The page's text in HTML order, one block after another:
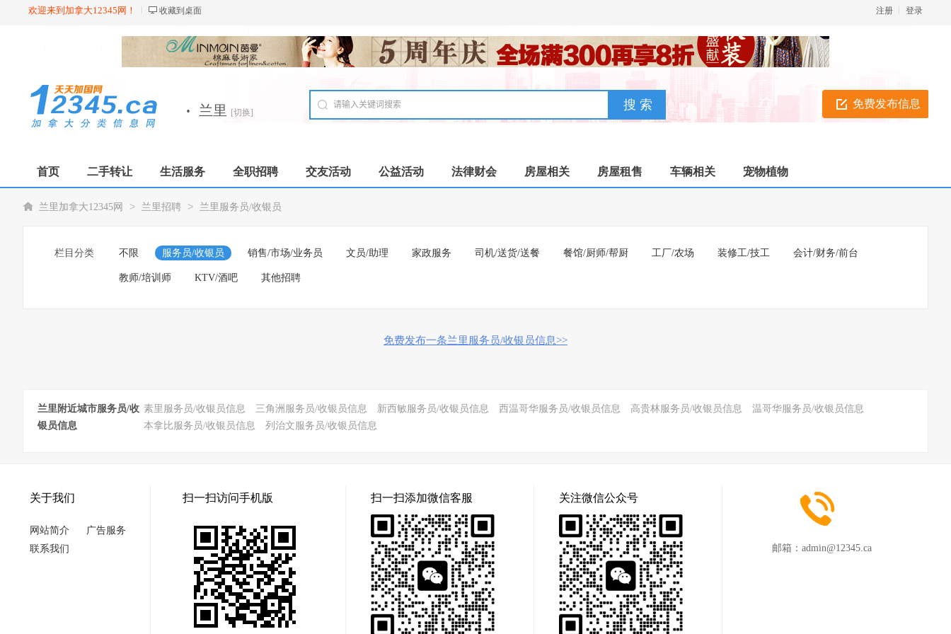
欢迎来到加拿大12345网！ 收藏到桌面 登录
注册
免费发布信息
· 兰里 [切换]
首页 二手转让 生活服务 全职招聘 交友活动 公益活动 法律财会 房屋相关 房屋租售 车辆相关 宠物植物
兰里加拿大12345网 > 兰里招聘 > 兰里服务员/收银员
栏目分类 不限 服务员/收银员 销售/市场/业务员 文员/助理 家政服务 司机/送货/送餐 餐馆/厨师/帮厨 工厂/农场 装修工/技工 会计/财务/前台
教师/培训师 KTV/酒吧 其他招聘
免费发布一条兰里服务员/收银员信息>>
兰里附近城市服务员/收
银员信息
素里服务员/收银员信息 三角洲服务员/收银员信息 新西敏服务员/收银员信息 西温哥华服务员/收银员信息 高贵林服务员/收银员信息
温哥华服务员/收银员信息
本拿比服务员/收银员信息
列治文服务员/收银员信息
关于我们
网站简介
广告服务
联系我们
扫一扫访问手机版 扫一扫添加微信客服 关注微信公众号
邮箱： admin@12345.ca